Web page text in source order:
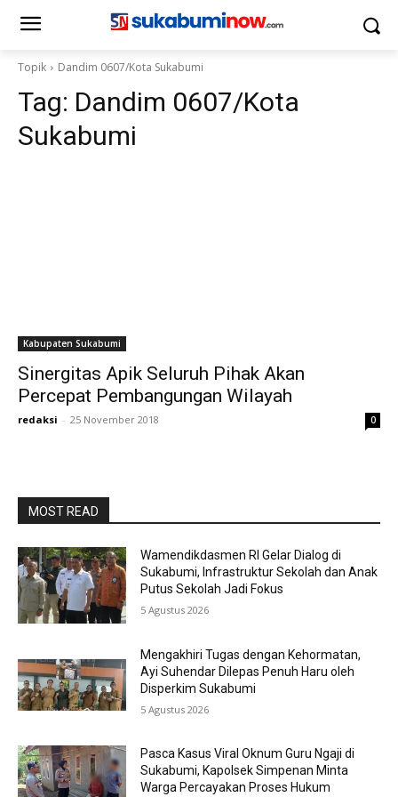
Topik Dandim 0607/Kota Sukabumi
Tag: Dandim 0607/Kota
Sukabumi
Kabupaten Sukabumi
Sinergitas Apik Seluruh Pihak Akan
Percepat Pembangungan Wilayah
redaksi - 25 November 2018 0
MOST READ
Wamendikdasmen RI Gelar Dialog di
Sukabumi, Infrastruktur Sekolah dan Anak
Putus Sekolah Jadi Fokus
5 Agustus 2026
Mengakhiri Tugas dengan Kehormatan,
Ayi Suhendar Dilepas Penuh Haru oleh
Disperkim Sukabumi
5 Agustus 2026
Pasca Kasus Viral Oknum Guru Ngaji di
Sukabumi, Kapolsek Simpenan Minta
Warga Percayakan Proses Hukum